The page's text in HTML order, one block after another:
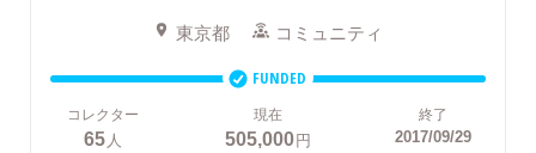
東京都 コミュニティ
FUNDED
コレクター
65 人
現在
505,000円
終了
2017/09/29